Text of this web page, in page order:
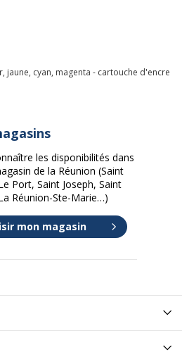
jaune, cyan, magenta - cartouche d'encre
les disponibilités dans
de la Réunion (Saint
Port, Saint Joseph, Saint
Réunion-Ste-Marie…)
mon magasin